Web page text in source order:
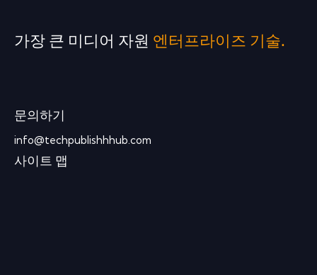
가장 큰 미디어 자원 엔터프라이즈 기술.
문의하기
info@techpublishhhub.com
사이트 맵